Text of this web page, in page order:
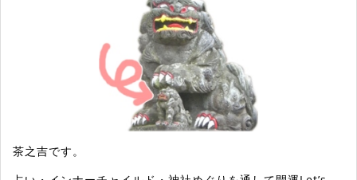
茶之吉です。